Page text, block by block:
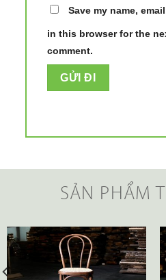
Save my name,
in this browser for the
comment.
SẢN PHẨM